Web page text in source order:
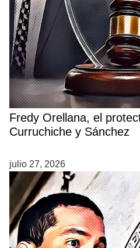
Fredy Orellana, el
Curruchiche y Sánchez
julio 27, 2026